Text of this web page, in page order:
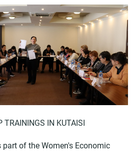
TRAININGS IN KUTAISI
part of the Women's Economic